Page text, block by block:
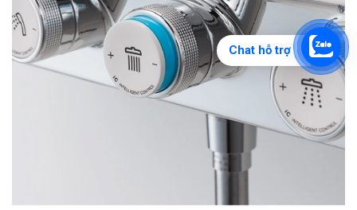
Chat hỗ trợ